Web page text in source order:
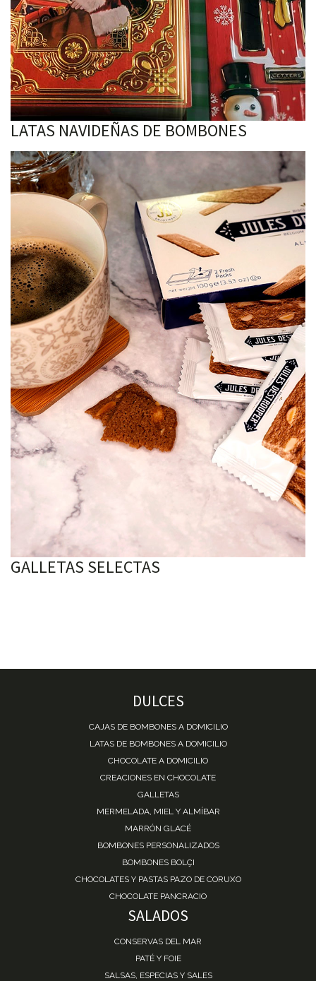
LATAS NAVIDEÑAS DE BOMBONES
GALLETAS SELECTAS
DULCES
CAJAS DE BOMBONES A DOMICILIO
LATAS DE BOMBONES A DOMICILIO
CHOCOLATE A DOMICILIO
CREACIONES EN CHOCOLATE
GALLETAS
MERMELADA, MIEL Y ALMÍBAR
MARRÓN GLACÉ
BOMBONES PERSONALIZADOS
BOMBONES BOLÇI
CHOCOLATES Y PASTAS PAZO DE CORUXO
CHOCOLATE PANCRACIO
SALADOS
CONSERVAS DEL MAR
PATÉ Y FOIE
SALSAS, ESPECIAS Y SALES